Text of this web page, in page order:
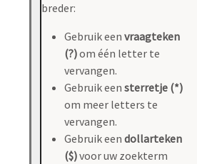
breder:
Gebruik een vraagteken
(?)om één letter te
vervangen.
Gebruik een sterretje (*)
om meer letters te
vervangen.
Gebruik een dollarteken
($)voor uw zoekterm